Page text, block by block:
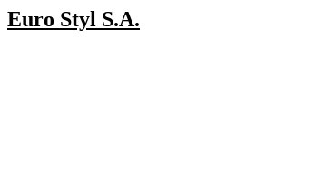
Euro Styl S.A.